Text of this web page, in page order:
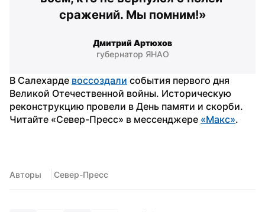
сражений. Мы помним!»
Дмитрий Артюхов
губернатор ЯНАО
В Салехарде воссоздали события первого дня
Великой Отечественной войны. Историческую
реконструкцию провели в День памяти и скорби.
Читайте «Север-Пресс» в мессенджере «Макс».
Авторы Север-Пресс